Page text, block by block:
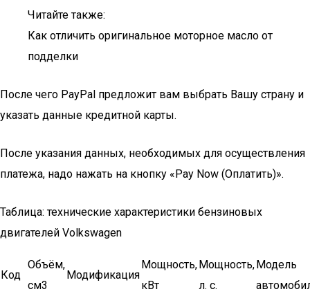
Читайте также:
Как отличить оригинальное моторное масло от
подделки
После чего PayPal предложит вам выбрать Вашу страну и
указать данные кредитной карты.
После указания данных, необходимых для осуществления
платежа, надо нажать на кнопку «Pay Now (Оплатить)».
Таблица: технические характеристики бензиновых
двигателей Volkswagen
Код
Объём,
см3
Модификация
Мощность,
кВт
Мощность,
л. с.
Модель